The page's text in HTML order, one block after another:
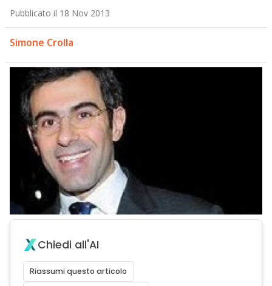
Pubblicato il 18 Nov 2013
Simone Crolla
Chiedi all'AI
Riassumi questo articolo